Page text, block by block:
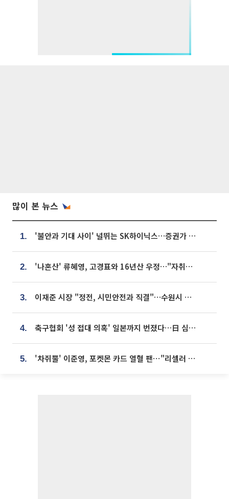
많이 본 뉴스
1. '불안과 기대 사이' 널뛰는 SK하이닉스…증권가 "HBM4·LTA 기반 펀터멘털 견고"
2. '나혼산' 류혜영, 고경표와 16년산 우정…"자취방서 부모님과 마주쳐"
3. 이재준 시장 "정전, 시민안전과 직결"…수원시 비상대응체계 가동
4. 축구협회 '성 접대 의혹' 일본까지 번졌다…日 심판 실명 공개
5. '차쥐뿔' 이준영, 포켓몬 카드 열혈 팬⋯"리셀러 처단할 것"